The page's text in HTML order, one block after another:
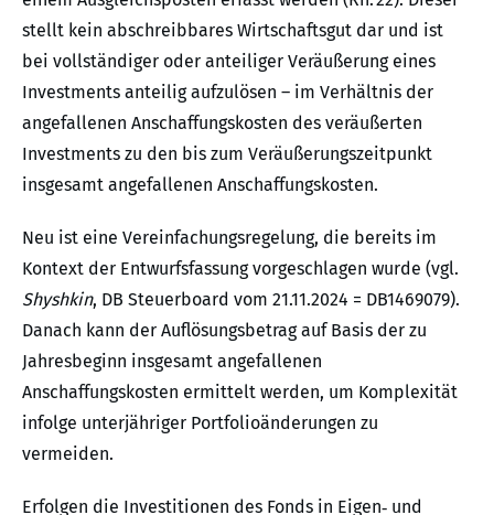
stellt kein abschreibbares Wirtschaftsgut dar und ist
bei vollständiger oder anteiliger Veräußerung eines
Investments anteilig aufzulösen – im Verhältnis der
angefallenen Anschaffungskosten des veräußerten
Investments zu den bis zum Veräußerungszeitpunkt
insgesamt angefallenen Anschaffungskosten.
Neu ist eine Vereinfachungsregelung, die bereits im
Kontext der Entwurfsfassung vorgeschlagen wurde (vgl.
Shyshkin, DB Steuerboard vom 21.11.2024 = DB1469079).
Danach kann der Auflösungsbetrag auf Basis der zu
Jahresbeginn insgesamt angefallenen
Anschaffungskosten ermittelt werden, um Komplexität
infolge unterjähriger Portfolioänderungen zu
vermeiden.
Erfolgen die Investitionen des Fonds in Eigen‑ und